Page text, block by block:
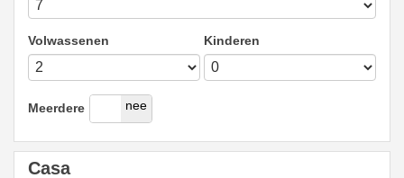
Volwassenen Kinderen
Meerdere
ja nee
Casa